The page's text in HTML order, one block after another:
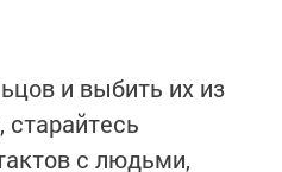
и выбить их из
с людьми,